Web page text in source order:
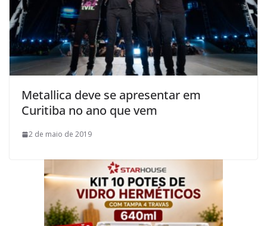
Metallica deve se apresentar em
Curitiba no ano que vem
2 de maio de 2019